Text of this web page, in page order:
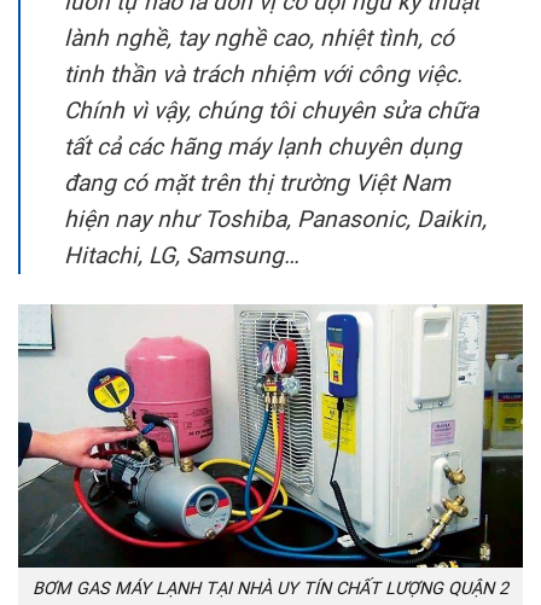
lành nghề, tay nghề cao, nhiệt tình, có
tinh thần và trách nhiệm với công việc.
Chính vì vậy, chúng tôi chuyên sửa chữa
tất cả các hãng máy lạnh chuyên dụng
đang có mặt trên thị trường Việt Nam
hiện nay như Toshiba, Panasonic, Daikin,
Hitachi, LG, Samsung…
BƠM GAS MÁY LẠNH TẠI NHÀ UY TÍN CHẤT LƯỢNG QUẬN 2